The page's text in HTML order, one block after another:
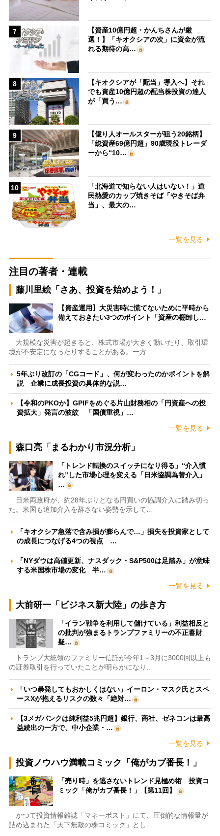
7
【資産10億円超・かんちさんが厳
選！】「キオクシアの次」に資金が流
れる期待の高…
8
【キオクシアが「配当」導入へ】それ
でも資産10億円超の配当株投資の達人
が「買う…
9
【億り人オールスターが狙う20銘柄】
「総資産69億円超」90歳現役トレーダ
ーから“10…
10
「北海道で知らない人はいない！」道
民熱愛のカップ焼きそば「やきそば弁
当」、最大の…
一覧を見る
注目の著者・連載
藤川里絵「さあ、投資を始めよう！」
【資産運用】大災害時に慌てないために平時から
備えておきたい3つのポイント「資産の棚卸し…
大規模な災害が起きると、株式市場が大きく動いたり、取引環
境が不安定になったりすることがある。一方…
5年ぶり改訂の「CGコード」、何が変わったのかポイントを解
説 企業に成長投資の具体的な説…
【令和のPKOか】GPIFをめぐる片山財務相の「円資産への投
資拡大」発言の波紋 「国債重視」…
一覧を見る
森口亮「まるわかり市況分析」
「トレンド転換のスイッチになり得る」“介入慣
れ”した市場心理を変える「日米協調為替介入」
…
日米両政府が、約28年ぶりとなる円買いの協調介入に踏み切っ
た。米国も追加介入を辞さない姿勢を示して…
「キオクシア急落で含み損が膨らんで…」損失を投資家として
の成長につなげる4つの視点 …
「NYダウは高値更新、ナスダック・S&P500は足踏み」が意味
する米国株市場の変化 半…
一覧を見る
大前研一「ビジネス新大陸」の歩き方
「イラン戦争を利用して儲けている」利益相反と
の批判が強まるトランプファミリーの不正蓄財
疑…
トランプ大統領のファミリー信託が今年1～3月に3000回以上も
の証券取引を行っていたことが明らかになり…
「いつ暴発してもおかしくはない」イーロン・マスク氏とスペ
ースXが抱えるリスクの数々「絶対…
【3メガバンクは純利益5兆円超】銀行、商社、ゼネコンは最高
益続出の一方で、中小企業・…
一覧を見る
投資ノウハウ満載コミック「俺がカブ番長！」
「売り時」を逃さないトレンド見極め術 投資コ
ミック「俺がカブ番長！」【第11回】
かつて投資情報雑誌「マネーポスト」にて、圧倒的な情報量が
詰め込まれた「天下無敵の株コミック」とし…